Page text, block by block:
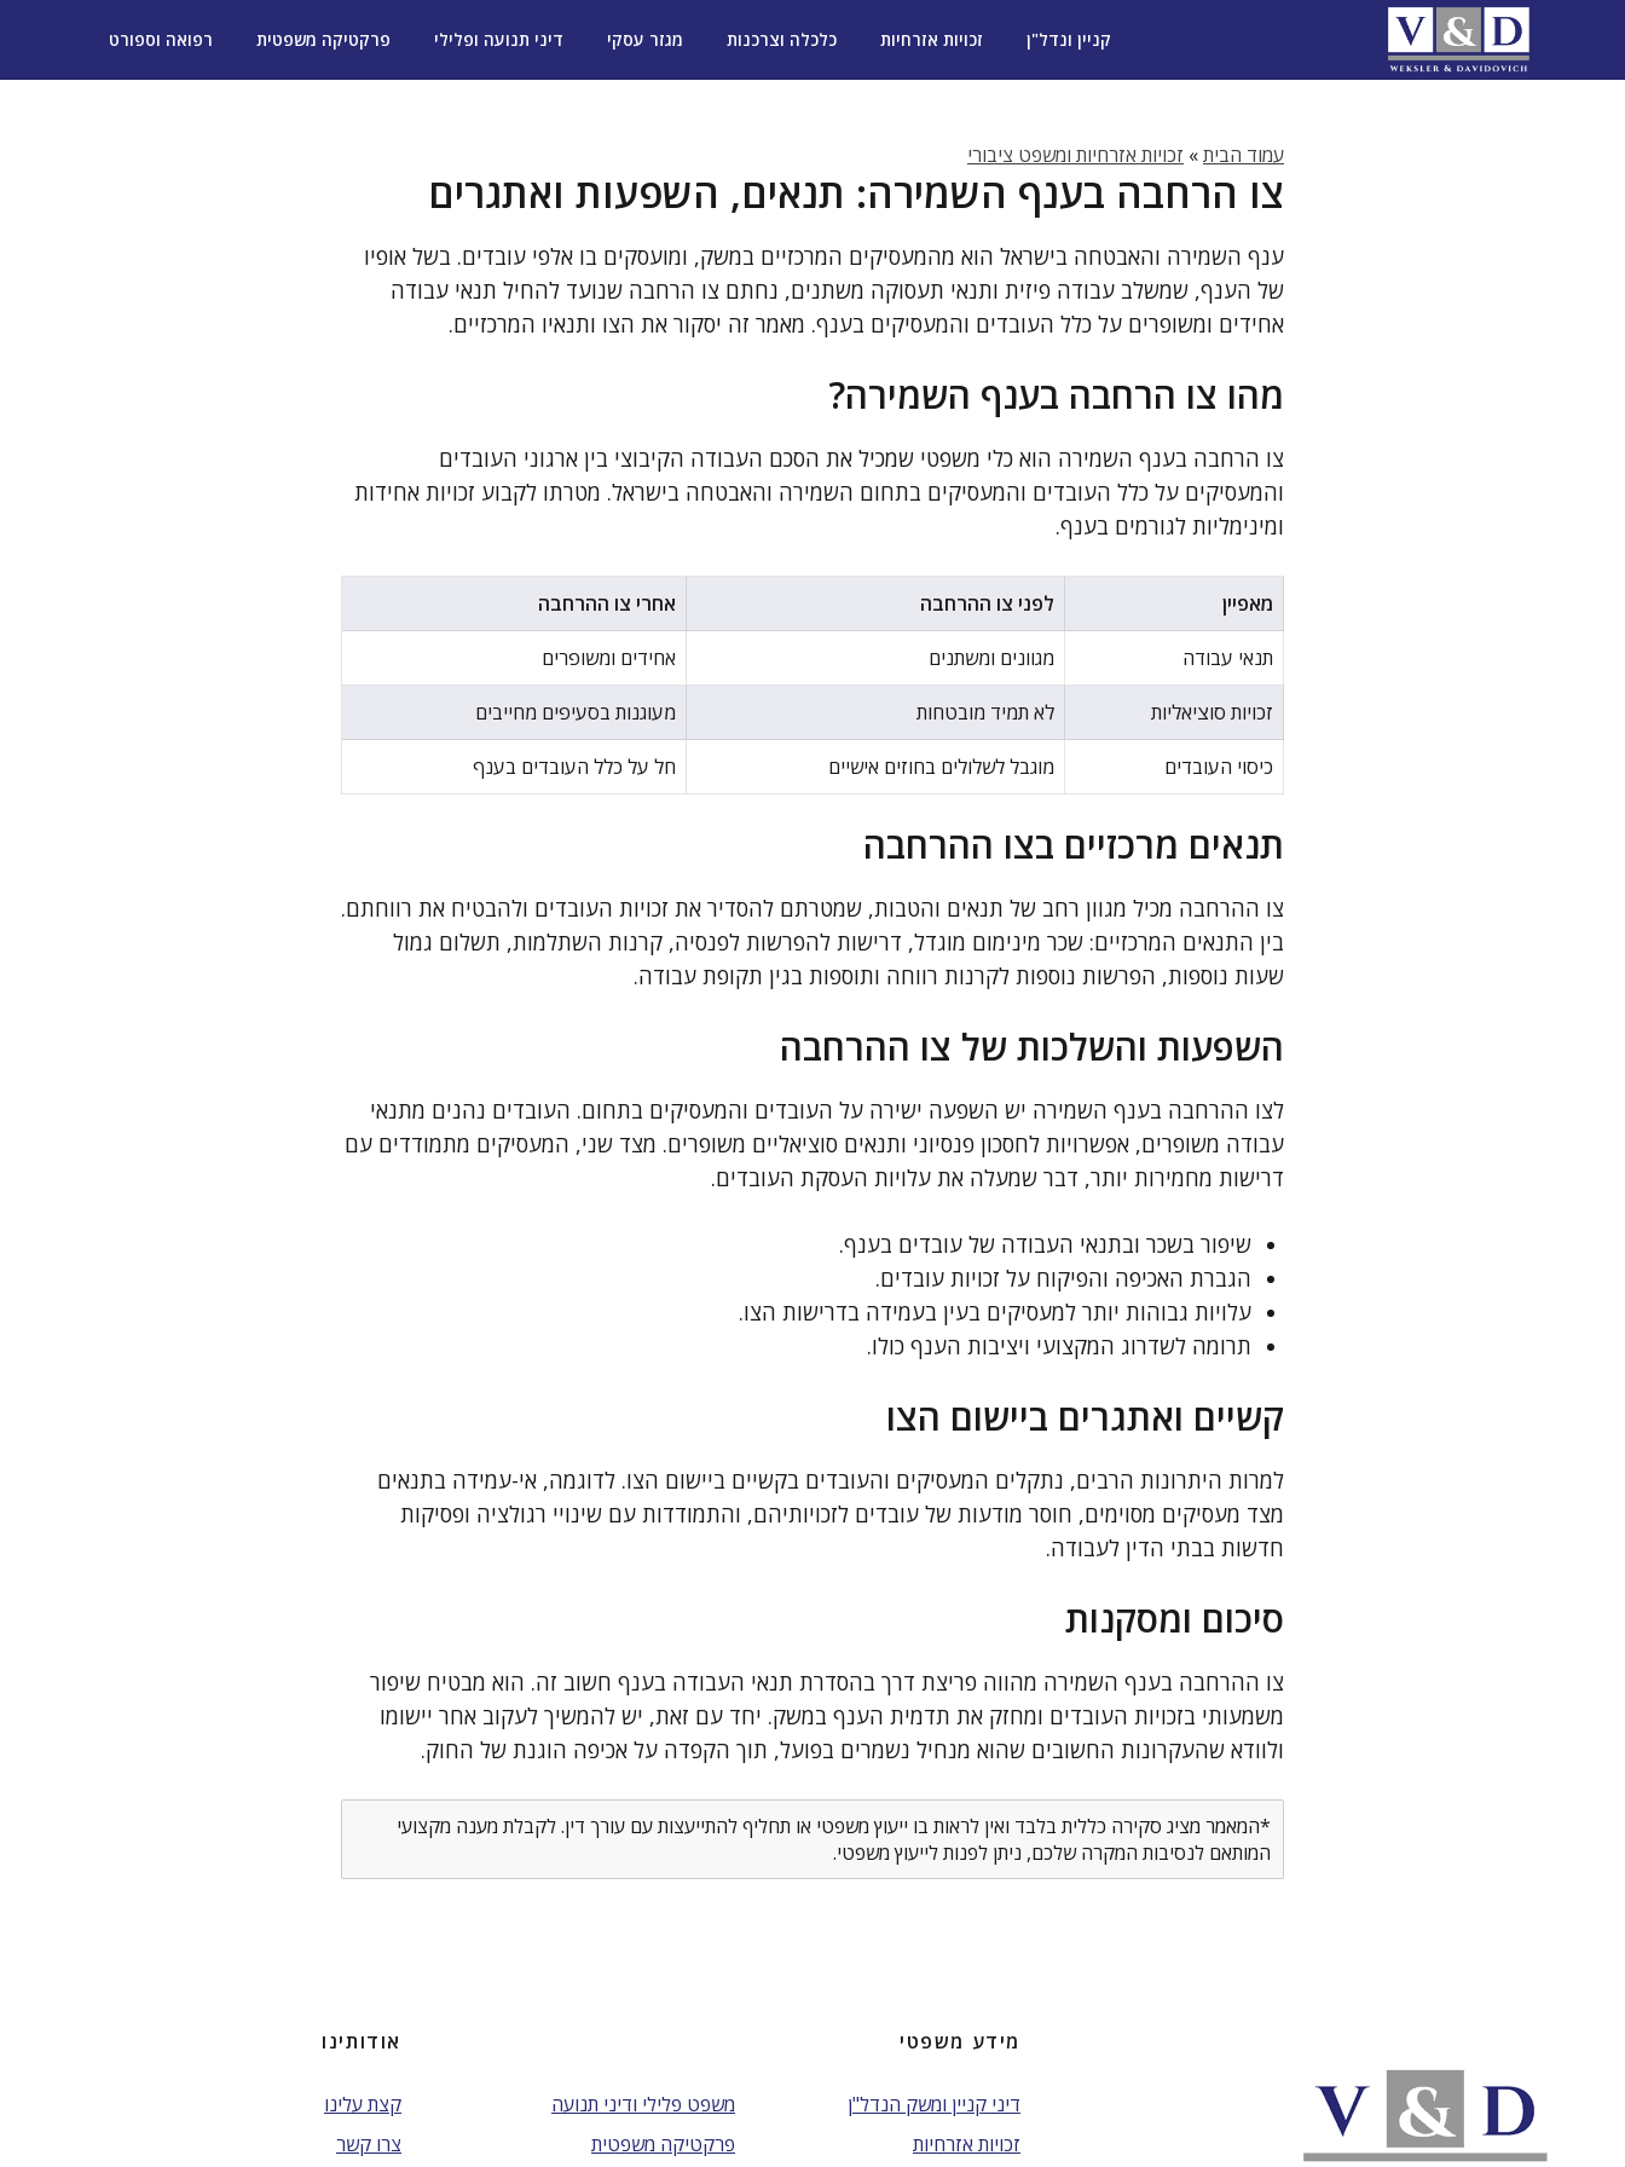
קניין ונדל"ן זכויות אזרחיות כלכלה וצרכנות מגזר עסקי דיני תנועה ופלילי פרקטיקה משפטית רפואה וספורט
עמוד הבית» זכויות אזרחיות ומשפט ציבורי
צו הרחבה בענף השמירה: תנאים, השפעות ואתגרים
ענף השמירה והאבטחה בישראל הוא מהמעסיקים המרכזיים במשק, ומועסקים בו אלפי עובדים. בשל אופיו
של הענף, שמשלב עבודה פיזית ותנאי תעסוקה משתנים, נחתם צו הרחבה שנועד להחיל תנאי עבודה
אחידים ומשופרים על כלל העובדים והמעסיקים בענף. מאמר זה יסקור את הצו ותנאיו המרכזיים.
מהו צו הרחבה בענף השמירה?
צו הרחבה בענף השמירה הוא כלי משפטי שמכיל את הסכם העבודה הקיבוצי בין ארגוני העובדים
והמעסיקים על כלל העובדים והמעסיקים בתחום השמירה והאבטחה בישראל. מטרתו לקבוע זכויות אחידות
ומינימליות לגורמים בענף.
מאפיין לפני צו ההרחבה אחרי צו ההרחבה
תנאי עבודה מגוונים ומשתנים אחידים ומשופרים
זכויות סוציאליות לא תמיד מובטחות מעוגנות בסעיפים מחייבים
כיסוי העובדים מוגבל לשלולים בחוזים אישיים חל על כלל העובדים בענף
תנאים מרכזיים בצו ההרחבה
צו ההרחבה מכיל מגוון רחב של תנאים והטבות, שמטרתם להסדיר את זכויות העובדים ולהבטיח את רווחתם.
בין התנאים המרכזיים: שכר מינימום מוגדל, דרישות להפרשות לפנסיה, קרנות השתלמות, תשלום גמול
שעות נוספות, הפרשות נוספות לקרנות רווחה ותוספות בגין תקופת עבודה.
השפעות והשלכות של צו ההרחבה
לצו ההרחבה בענף השמירה יש השפעה ישירה על העובדים והמעסיקים בתחום. העובדים נהנים מתנאי
עבודה משופרים, אפשרויות לחסכון פנסיוני ותנאים סוציאליים משופרים. מצד שני, המעסיקים מתמודדים עם
דרישות מחמירות יותר, דבר שמעלה את עלויות העסקת העובדים.
שיפור בשכר ובתנאי העבודה של עובדים בענף.
הגברת האכיפה והפיקוח על זכויות עובדים.
עלויות גבוהות יותר למעסיקים בעין בעמידה בדרישות הצו.
תרומה לשדרוג המקצועי ויציבות הענף כולו.
קשיים ואתגרים ביישום הצו
למרות היתרונות הרבים, נתקלים המעסיקים והעובדים בקשיים ביישום הצו. לדוגמה, אי-עמידה בתנאים
מצד מעסיקים מסוימים, חוסר מודעות של עובדים לזכויותיהם, והתמודדות עם שינויי רגולציה ופסיקות
חדשות בבתי הדין לעבודה.
סיכום ומסקנות
צו ההרחבה בענף השמירה מהווה פריצת דרך בהסדרת תנאי העבודה בענף חשוב זה. הוא מבטיח שיפור
משמעותי בזכויות העובדים ומחזק את תדמית הענף במשק. יחד עם זאת, יש להמשיך לעקוב אחר יישומו
ולוודא שהעקרונות החשובים שהוא מנחיל נשמרים בפועל, תוך הקפדה על אכיפה הוגנת של החוק.
*המאמר מציג סקירה כללית בלבד ואין לראות בו ייעוץ משפטי או תחליף להתייעצות עם עורך דין. לקבלת מענה מקצועי
המותאם לנסיבות המקרה שלכם, ניתן לפנות לייעוץ משפטי.
מידע משפטי
דיני קניין ומשק הנדל"ן
זכויות אזרחיות
משפט פלילי ודיני תנועה
פרקטיקה משפטית
אודותינו
קצת עלינו
צרו קשר